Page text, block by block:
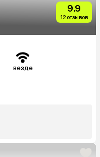
9.9
12 отзывов
везде